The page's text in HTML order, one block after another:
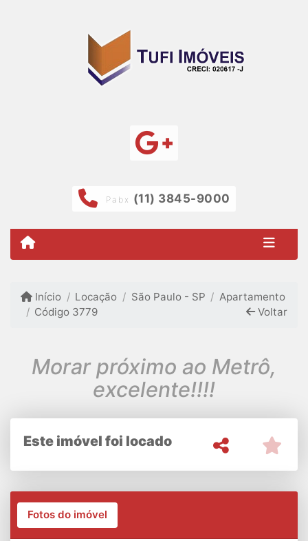
Pabx (11) 3845-9000
Início Locação São Paulo - SP
Apartamento
Código 3779
Voltar
Morar próximo ao Metrô,
excelente!!!!
Este imóvel foi locado
Fotos do imóvel